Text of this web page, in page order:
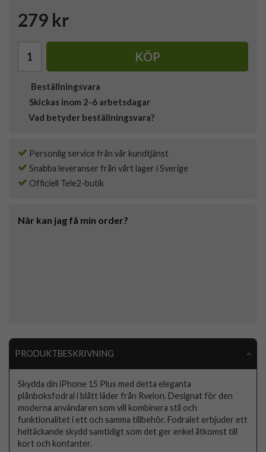
279 kr
KÖP
Beställningsvara
Skickas inom 2-6 arbetsdagar
Vad betyder beställningsvara?
Personlig service från vår kundtjänst
Snabba leveranser från vårt lager i Sverige
Officiell Tele2-butik
När kan jag få min order?
PRODUKTBESKRIVNING
Skydda din iPhone 15 Plus med detta eleganta
plånboksfodral i blått läder från Rvelon. Designat för den
moderna användaren som vill kombinera stil och
funktionalitet i ett och samma tillbehör. Fodralet erbjuder ett
heltäckande skydd samtidigt som det ger enkel åtkomst till
kort och kontanter.